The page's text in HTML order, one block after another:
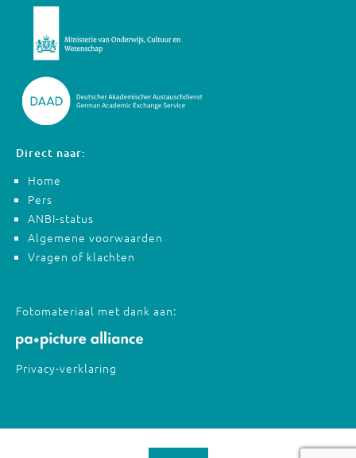
Direct naar:
Home
Pers
ANBI-status
Algemene voorwaarden
Vragen of klachten
Fotomateriaal met dank aan:
Privacy-verklaring